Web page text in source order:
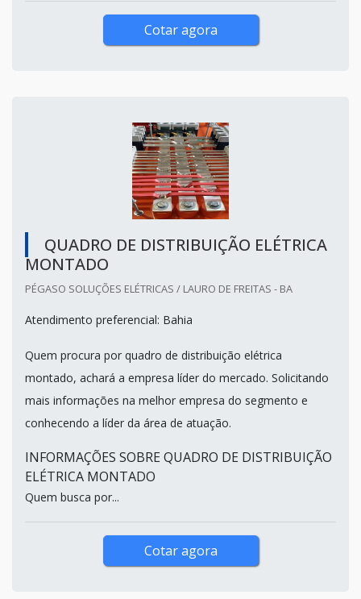
Cotar agora
QUADRO DE DISTRIBUIÇÃO ELÉTRICA
MONTADO
PÉGASO SOLUÇÕES ELÉTRICAS / LAURO DE FREITAS - BA
Atendimento preferencial: Bahia
Quem procura por quadro de distribuição elétrica
montado, achará a empresa líder do mercado. Solicitando
mais informações na melhor empresa do segmento e
conhecendo a líder da área de atuação.
INFORMAÇÕES SOBRE QUADRO DE DISTRIBUIÇÃO
ELÉTRICA MONTADO
Quem busca por...
Cotar agora